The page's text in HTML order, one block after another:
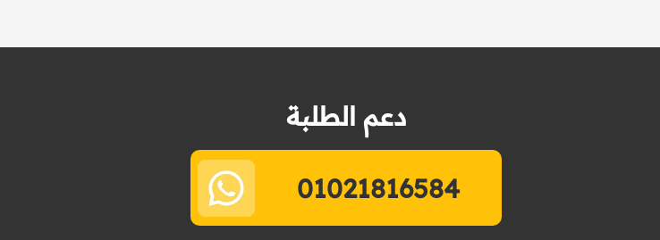
دعم الطلبة
01021816584